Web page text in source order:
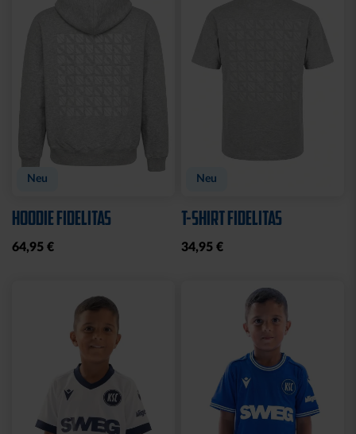
Neu
HOODIE FIDELITAS
64,95 €
Neu
T-SHIRT FIDELITAS
34,95 €